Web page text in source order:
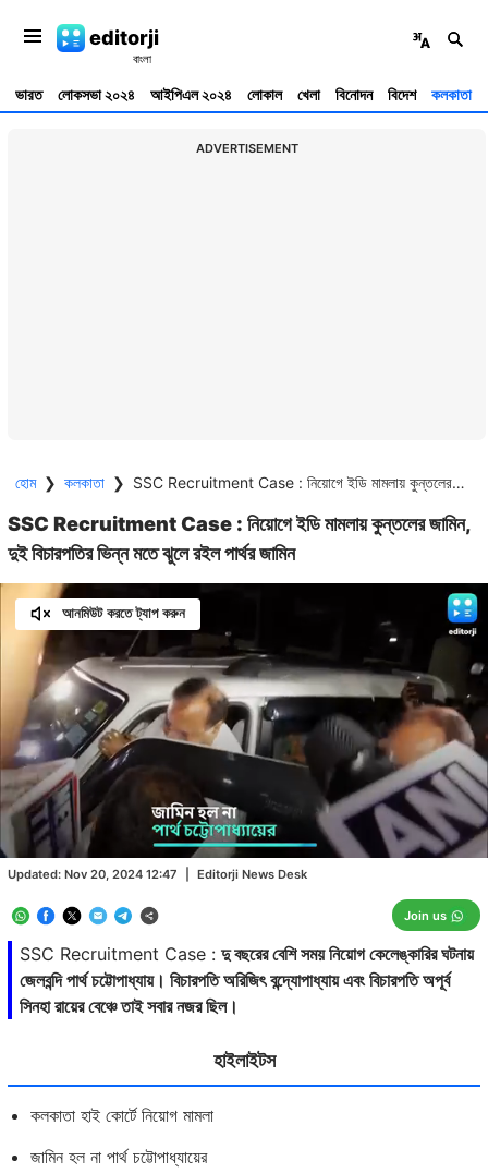
editorji
ভারত লোকসভা ২০২৪ আইপিএল ২০২৪ লোকাল খেলা বিনোদন বিদেশ কলকাতা
ADVERTISEMENT
হোম ❯ কলকাতা ❯ SSC Recruitment Case : নিয়োগে ইডি মামলায় কুন্তলের জামিন, দুই বিচারপতির ভিন্ন মতে ঝুলে রইল পার্থর জামিন
SSC Recruitment Case : নিয়োগে ইডি মামলায় কুন্তলের জামিন,
দুই বিচারপতির ভিন্ন মতে ঝুলে রইল পার্থর জামিন
SSC Recruitment Case : দু বছরের বেশি সময় নিয়োগ কেলেঙ্কারির ঘটনায়
জেলবন্দি পার্থ চট্টোপাধ্যায়। বিচারপতি অরিজিৎ বন্দ্যোপাধ্যায় এবং বিচারপতি অপূর্ব
সিনহা রায়ের বেঞ্চে তাই সবার নজর ছিল।
Updated: Nov 20, 2024 12:47 Editorji News Desk
Join us
আনমিউট করতে ট্যাপ করুন
Unmute
/
হাইলাইটস
কলকাতা হাই কোর্টে নিয়োগ মামলা
জামিন হল না পার্থ চট্টোপাধ্যায়ের